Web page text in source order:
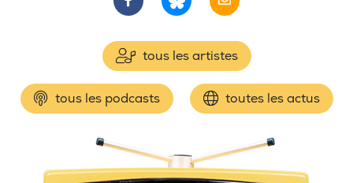
tous les artistes
tous les podcasts toutes les actus